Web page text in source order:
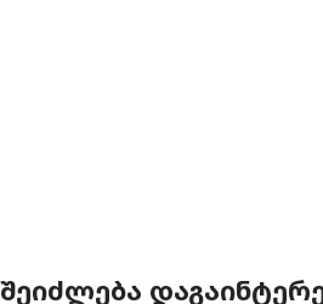
ᲨᲔᲘᲫᲚᲔᲑᲐ